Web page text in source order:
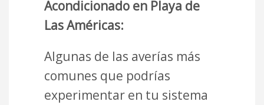
Acondicionado en Playa de
Las Américas:
Algunas de las averías más
comunes que podrías
experimentar en tu sistema